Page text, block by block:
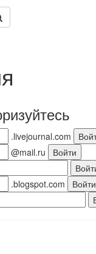
.livejournal.com
@mail.ru
.blogspot.com